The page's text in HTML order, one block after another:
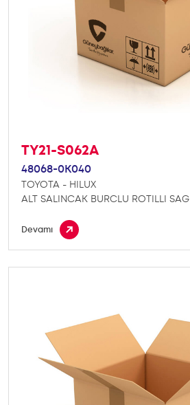
TY21-S062A
48068-0K040
TOYOTA - HILUX
ALT SALINCAK BURCLU ROTILLI SAG
Devamı